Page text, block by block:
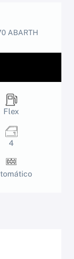
ABARTH
Flex
4